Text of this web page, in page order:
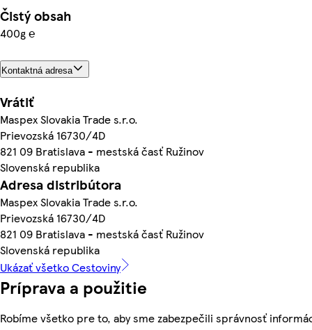
Čistý obsah
400g ℮
Kontaktná adresa
Vrátiť
Maspex Slovakia Trade s.r.o.
Prievozská 16730/4D
821 09 Bratislava - mestská časť Ružinov
Slovenská republika
Adresa distribútora
Maspex Slovakia Trade s.r.o.
Prievozská 16730/4D
821 09 Bratislava - mestská časť Ružinov
Slovenská republika
Ukázať všetko Cestoviny
Príprava a použitie
Robíme všetko pre to, aby sme zabezpečili správnosť